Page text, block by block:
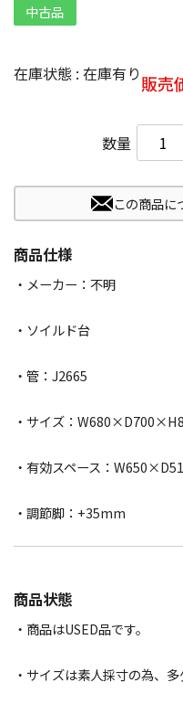
中古品
在庫状態 : 在庫有り販売
数量
この商品に
商品仕様
・メーカー：不明
・ソイルド台
・管：J2665
・サイズ：
・有効スペース：
・調節脚：+35mm
商品状態
・商品はUSED品です。
・サイズは素人採寸の為、